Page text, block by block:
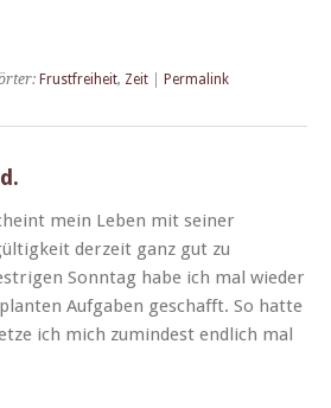
Frustfreiheit, Zeit Permalink
mein Leben mit sein­er
derzeit ganz gut zu
Son­ntag habe ich mal wieder
Auf­gaben geschafft. So hat­te
ich mich zumin­d­est endlich mal